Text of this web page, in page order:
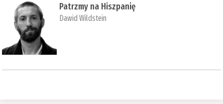
Patrzmy na Hiszpanię
Dawid Wildstein